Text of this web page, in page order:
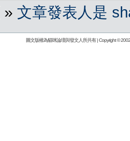
» 文章發表人是
圖文版權為貓咪論壇與發文人所共有 | Copyright ©